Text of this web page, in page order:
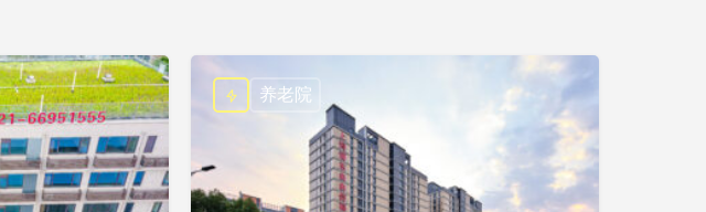
养老院